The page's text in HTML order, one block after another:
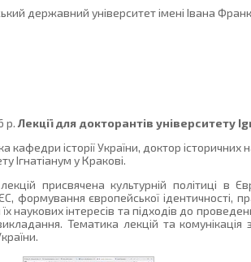
державний університет імені Івана
p. Лекції для докторантів університету
кафедри історії України, доктор
Ігнатіанум у Кракові.
присвячена культурній політиці в
формування європейської ідентичності,
їх наукових інтересів та підходів до
Тематика лекцій та